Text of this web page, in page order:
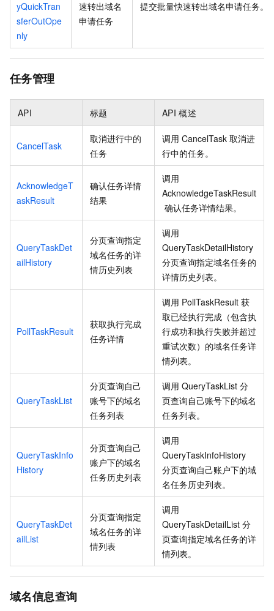
yQuickTran
sferOutOpe
nly
速转出域名
申请任务
提交批量快速转出域名申请任务。
任务管理
API 标题 API 概述
CancelTask
取消进行中的
任务
调用 CancelTask 取消进
行中的任务。
AcknowledgeT
askResult
确认任务详情
结果
调用
AcknowledgeTaskResult
确认任务详情结果。
QueryTaskDet
ailHistory
分页查询指定
域名任务的详
情历史列表
调用
QueryTaskDetailHistory
分页查询指定域名任务的
详情历史列表。
PollTaskResult
获取执行完成
任务详情
调用 PollTaskResult 获
取已经执行完成（包含执
行成功和执行失败并超过
重试次数）的域名任务详
情列表。
QueryTaskList
分页查询自己
账号下的域名
任务列表
调用 QueryTaskList 分
页查询自己账号下的域名
任务列表。
QueryTaskInfo
History
分页查询自己
账户下的域名
任务历史列表
调用
QueryTaskInfoHistory
分页查询自己账户下的域
名任务历史列表。
QueryTaskDet
ailList
分页查询指定
域名任务的详
情列表
调用
QueryTaskDetailList 分
页查询指定域名任务的详
情列表。
域名信息查询